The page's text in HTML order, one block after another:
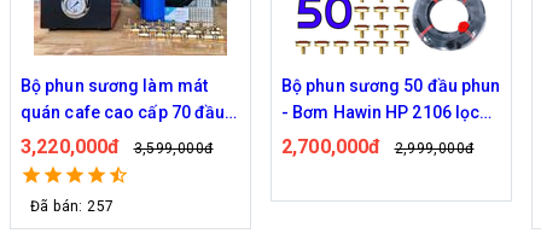
Bộ phun sương làm mát
quán cafe cao cấp 70 đầu
phun
3,220,000đ 3,599,000đ
Đã bán: 257
Bộ phun sương 50 đầu phun
- Bơm Hawin HP 2106 lọc
rác 50M dây
2,700,000đ 2,999,000đ